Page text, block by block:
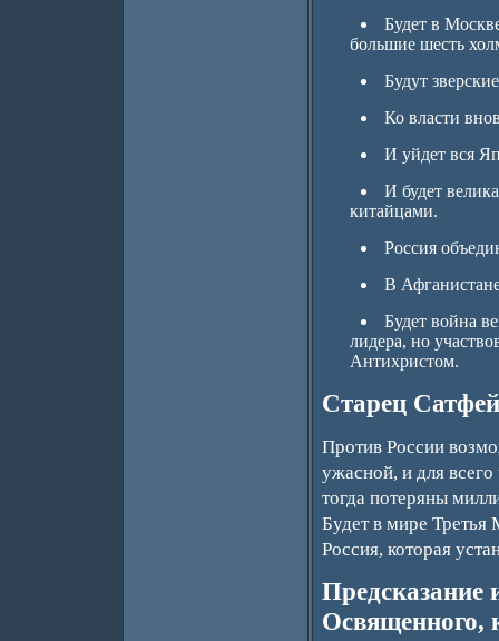
Будет в
большие шесть
Будут
Ко власти
И уйдет вся
И будет
китайцами.
Россия
В
Будет война
лидера, но
Антихристом.
Старец
Против России
ужасной, и для всего
тогда потеряны
Будет в мире
Россия, которая
Предсказание
Освященного,